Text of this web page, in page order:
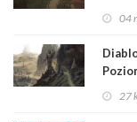
04
27